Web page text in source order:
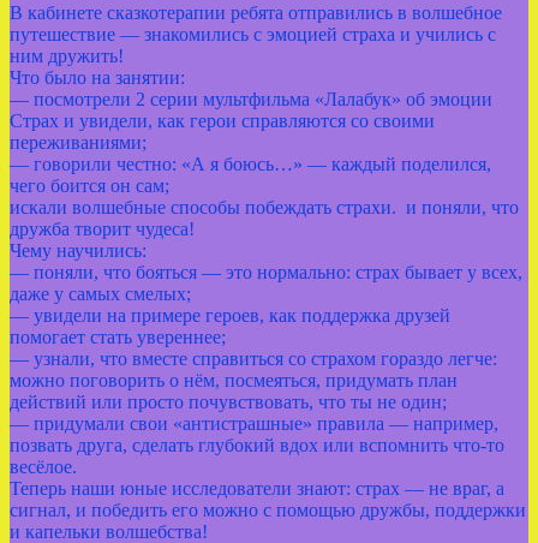
В кабинете сказкотерапии ребята отправились в волшебное
путешествие — знакомились с эмоцией страха и учились с
ним дружить!
Что было на занятии:
— посмотрели 2 серии мультфильма «Лалабук» об эмоции
Страх и увидели, как герои справляются со своими
переживаниями;
— говорили честно: «А я боюсь…» — каждый поделился,
чего боится он сам;
искали волшебные способы побеждать страхи. и поняли, что
дружба творит чудеса!
Чему научились:
— поняли, что бояться — это нормально: страх бывает у всех,
даже у самых смелых;
— увидели на примере героев, как поддержка друзей
помогает стать увереннее;
— узнали, что вместе справиться со страхом гораздо легче:
можно поговорить о нём, посмеяться, придумать план
действий или просто почувствовать, что ты не один;
— придумали свои «антистрашные» правила — например,
позвать друга, сделать глубокий вдох или вспомнить что‑то
весёлое.
Теперь наши юные исследователи знают: страх — не враг, а
сигнал, и победить его можно с помощью дружбы, поддержки
и капельки волшебства!